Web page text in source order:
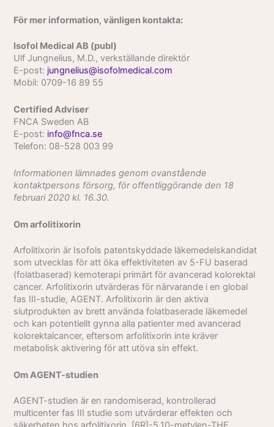
För mer information, vänligen kontakta:
Isofol Medical AB (publ)
Ulf Jungnelius, M.D., verkställande direktör
E-post: jungnelius@isofolmedical.com
Mobil: 0709-16 89 55
Certified Adviser
FNCA Sweden AB
E-post: info@fnca.se
Telefon: 08-528 003 99
Informationen lämnades genom ovanstående
kontaktpersons försorg, för offentliggörande den 18
februari 2020 kl. 16.30.
Om arfolitixorin
Arfolitixorin är Isofols patentskyddade läkemedelskandidat
som utvecklas för att öka effektiviteten av 5-FU baserad
(folatbaserad) kemoterapi primärt för avancerad kolorektal
cancer. Arfolitixorin utvärderas för närvarande i en global
fas III-studie, AGENT. Arfolitixorin är den aktiva
slutprodukten av brett använda folatbaserade läkemedel
och kan potentiellt gynna alla patienter med avancerad
kolorektalcancer, eftersom arfolitixorin inte kräver
metabolisk aktivering för att utöva sin effekt.
Om AGENT-studien
AGENT-studien är en randomiserad, kontrollerad
multicenter fas III studie som utvärderar effekten och